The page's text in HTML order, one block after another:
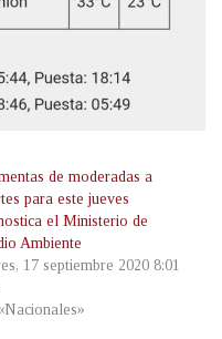
de moderadas a
para este jueves
el Ministerio de
Ambiente
17 septiembre 2020 8:01